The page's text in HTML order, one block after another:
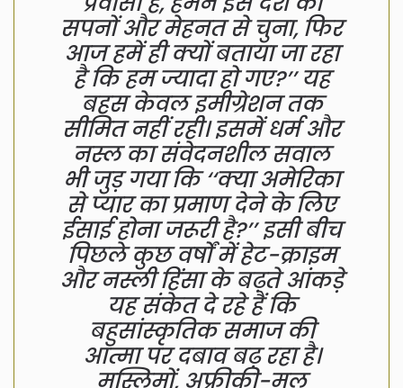
सपनों और मेहनत से चुना, फिर
आज हमें ही क्यों बताया जा रहा
है कि हम ज्यादा हो गए?’’ यह
बहस केवल इमीग्रेशन तक
सीमित नहीं रही। इसमें धर्म और
नस्ल का संवेदनशील सवाल
भी जुड़ गया कि ‘‘क्या अमेरिका
से प्यार का प्रमाण देने के लिए
ईसाई होना जरूरी है?’’ इसी बीच
पिछले कुछ वर्षों में हेट-क्राइम
और नस्ली हिंसा के बढ़ते आंकड़े
यह संकेत दे रहे हैं कि
बहुसांस्कृतिक समाज की
आत्मा पर दबाव बढ़ रहा है।
मुस्लिमों, अफ्रीकी-मूल